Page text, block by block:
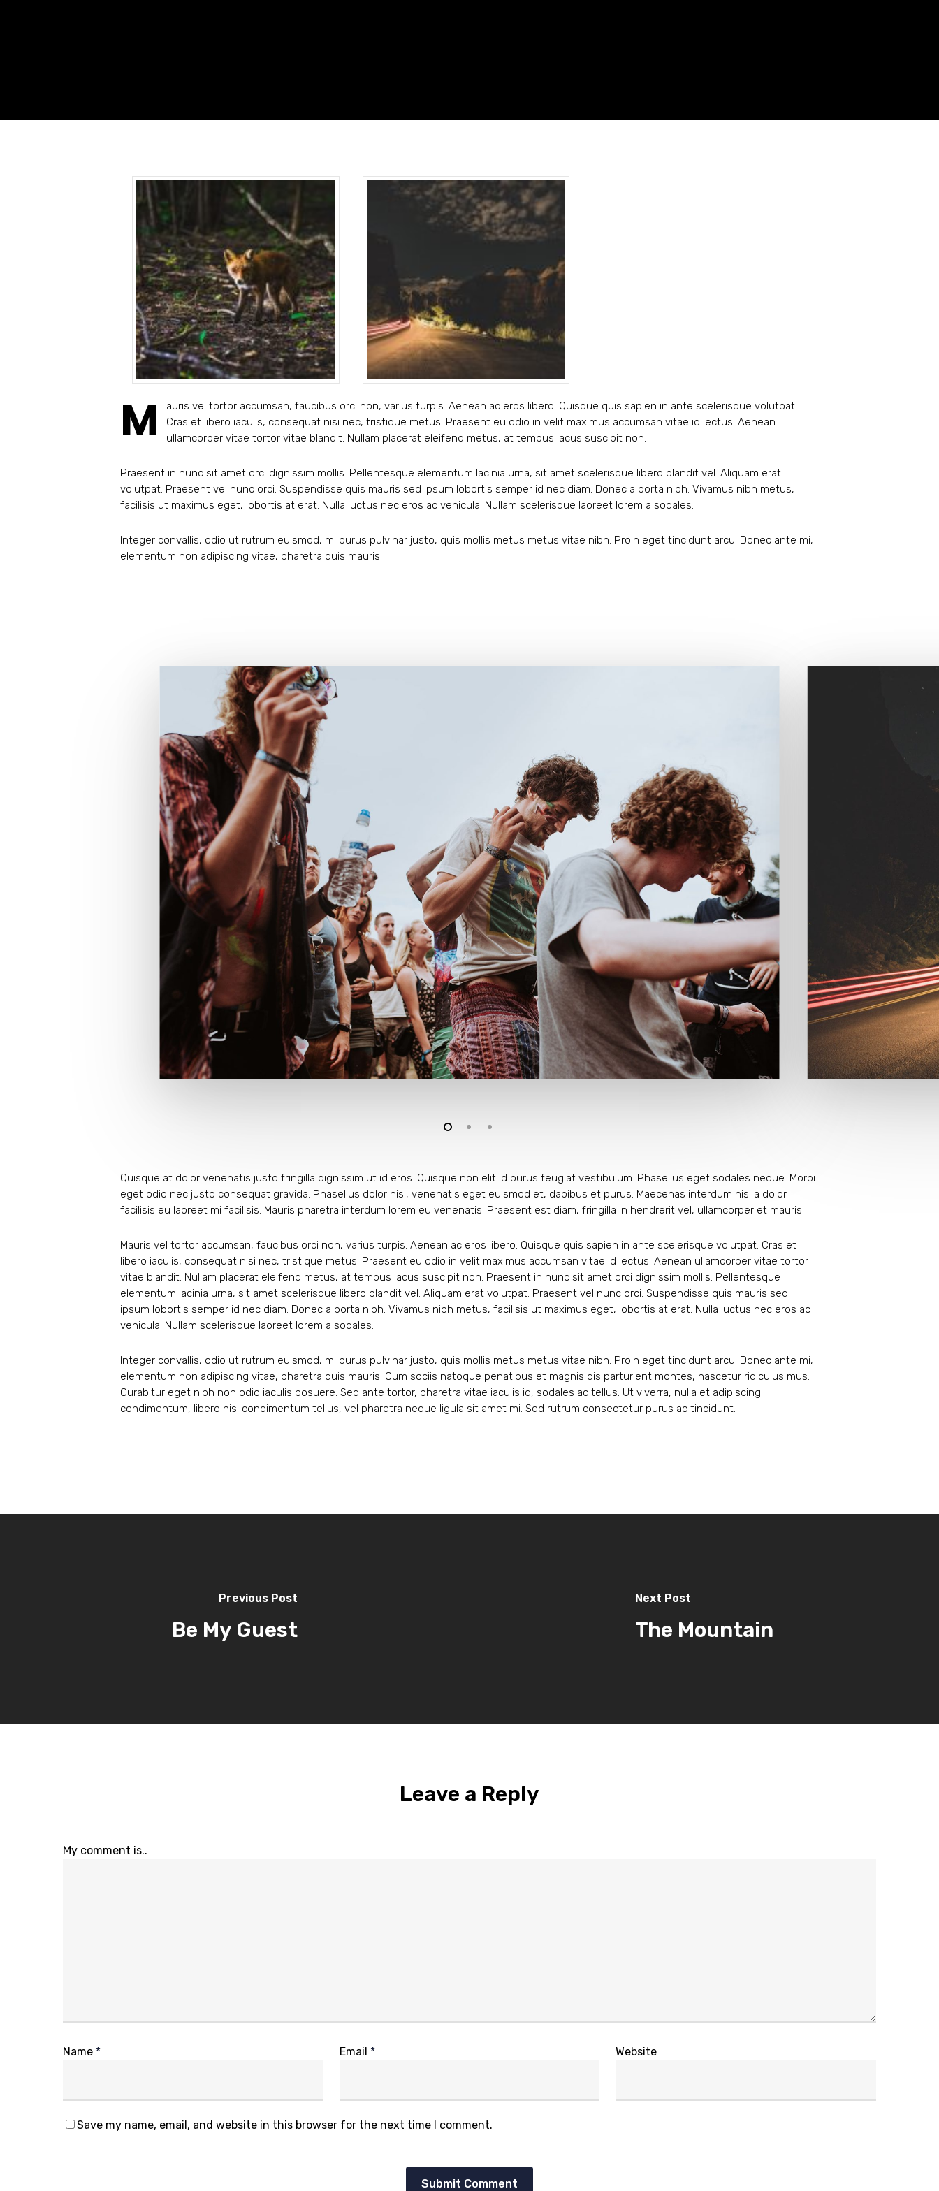
M
auris vel tortor accumsan, faucibus orci non, varius turpis. Aenean ac eros libero. Quisque quis sapien in ante scelerisque volutpat.
Cras et libero iaculis, consequat nisi nec, tristique metus. Praesent eu odio in velit maximus accumsan vitae id lectus. Aenean
ullamcorper vitae tortor vitae blandit. Nullam placerat eleifend metus, at tempus lacus suscipit non.
Praesent in nunc sit amet orci dignissim mollis. Pellentesque elementum lacinia urna, sit amet scelerisque libero blandit vel. Aliquam erat
volutpat. Praesent vel nunc orci. Suspendisse quis mauris sed ipsum lobortis semper id nec diam. Donec a porta nibh. Vivamus nibh metus,
facilisis ut maximus eget, lobortis at erat. Nulla luctus nec eros ac vehicula. Nullam scelerisque laoreet lorem a sodales.
Integer convallis, odio ut rutrum euismod, mi purus pulvinar justo, quis mollis metus metus vitae nibh. Proin eget tincidunt arcu. Donec ante mi,
elementum non adipiscing vitae, pharetra quis mauris.
Quisque at dolor venenatis justo fringilla dignissim ut id eros. Quisque non elit id purus feugiat vestibulum. Phasellus eget sodales neque. Morbi
eget odio nec justo consequat gravida. Phasellus dolor nisl, venenatis eget euismod et, dapibus et purus. Maecenas interdum nisi a dolor
facilisis eu laoreet mi facilisis. Mauris pharetra interdum lorem eu venenatis. Praesent est diam, fringilla in hendrerit vel, ullamcorper et mauris.
Mauris vel tortor accumsan, faucibus orci non, varius turpis. Aenean ac eros libero. Quisque quis sapien in ante scelerisque volutpat. Cras et
libero iaculis, consequat nisi nec, tristique metus. Praesent eu odio in velit maximus accumsan vitae id lectus. Aenean ullamcorper vitae tortor
vitae blandit. Nullam placerat eleifend metus, at tempus lacus suscipit non. Praesent in nunc sit amet orci dignissim mollis. Pellentesque
elementum lacinia urna, sit amet scelerisque libero blandit vel. Aliquam erat volutpat. Praesent vel nunc orci. Suspendisse quis mauris sed
ipsum lobortis semper id nec diam. Donec a porta nibh. Vivamus nibh metus, facilisis ut maximus eget, lobortis at erat. Nulla luctus nec eros ac
vehicula. Nullam scelerisque laoreet lorem a sodales.
Integer convallis, odio ut rutrum euismod, mi purus pulvinar justo, quis mollis metus metus vitae nibh. Proin eget tincidunt arcu. Donec ante mi,
elementum non adipiscing vitae, pharetra quis mauris. Cum sociis natoque penatibus et magnis dis parturient montes, nascetur ridiculus mus.
Curabitur eget nibh non odio iaculis posuere. Sed ante tortor, pharetra vitae iaculis id, sodales ac tellus. Ut viverra, nulla et adipiscing
condimentum, libero nisi condimentum tellus, vel pharetra neque ligula sit amet mi. Sed rutrum consectetur purus ac tincidunt.
Previous Post
Be My Guest
Next Post
The Mountain
Leave a Reply
My comment is..
Name * Email * Website
Save my name, email, and website in this browser for the next time I comment.